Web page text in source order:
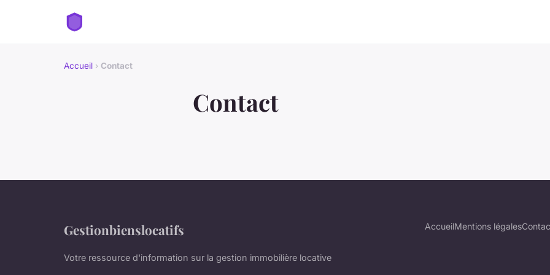
Accueil › Contact
Contact
Gestionbienslocatifs
Votre ressource d'information sur la gestion immobilière locative
AccueilMentions légales